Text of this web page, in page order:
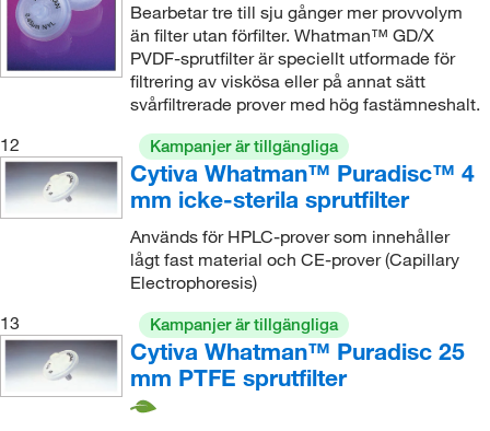
Bearbetar tre till sju gånger mer provvolym
än filter utan förfilter. Whatman™ GD/X
PVDF-sprutfilter är speciellt utformade för
filtrering av viskösa eller på annat sätt
svårfiltrerade prover med hög fastämneshalt.
12
Kampanjer är tillgängliga
Cytiva Whatman™ Puradisc™ 4
mm icke-sterila sprutfilter
Används för HPLC-prover som innehåller
lågt fast material och CE-prover (Capillary
Electrophoresis)
13
Kampanjer är tillgängliga
Cytiva Whatman™ Puradisc 25
mm PTFE sprutfilter